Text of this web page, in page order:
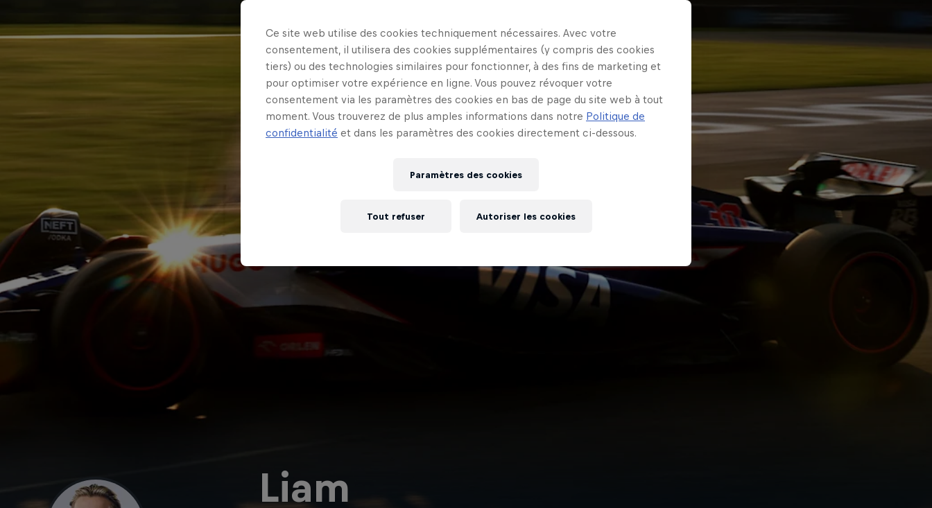
Liam
Ce site web utilise des cookies techniquement nécessaires. Avec votre
consentement, il utilisera des cookies supplémentaires (y compris des cookies
tiers) ou des technologies similaires pour fonctionner, à des fins de marketing et
pour optimiser votre expérience en ligne. Vous pouvez révoquer votre
consentement via les paramètres des cookies en bas de page du site web à tout
moment. Vous trouverez de plus amples informations dans notre Politique de
confidentialité et dans les paramètres des cookies directement ci-dessous.
Paramètres des cookies
Tout refuser Autoriser les cookies